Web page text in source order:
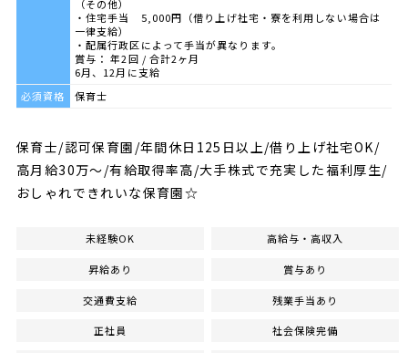
（その他）
・住宅手当 5,000円（借り上げ社宅・寮を利用しない場合は
一律支給）
・配属行政区によって手当が異なります。
賞与： 年2回 / 合計2ヶ月
6月、12月に支給
必須資格
保育士
保育士/認可保育園/年間休日125日以上/借り上げ社宅OK/
高月給30万～/有給取得率高/大手株式で充実した福利厚生/
おしゃれできれいな保育園☆
未経験OK 高給与・高収入
昇給あり 賞与あり
交通費支給 残業手当あり
正社員 社会保険完備